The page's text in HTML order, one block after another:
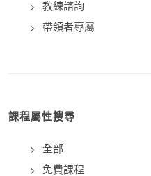
教練諮詢
帶領者專屬
課程屬性搜尋
全部
免費課程